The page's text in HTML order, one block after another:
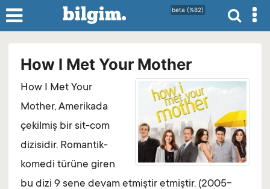
beta (%82)
How I Met Your Mother
How I Met Your
Mother, Amerikada
çekilmiş bir sit-com
dizisidir. Romantik-
komedi türüne giren
bu dizi 9 sene devam etmiştir etmiştir. (2005-